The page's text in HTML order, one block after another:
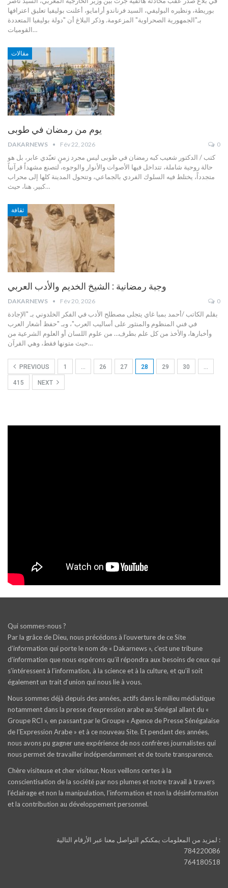
بوريطة، ونظيره البوليفي، السيد فرناندو أرامايو، أعلنت بوليفيا تعليق اعترافها
بـ"الجمهورية الصحراوية" المزعومة.وذكر البلاغ أن "دولة بوليفيا المتعددة
القوميات…
مقالات
يوم من رمضان في طوبى
DAKARNEWS Fév 22, 2026 0
كتب / الدكتور شعيب كبه رمضان في طوبى ليس مجرد زمنٍ تعبّدي عابر، بل هو
حالة روحية شاملة، تتداخل فيها الأصوات والأنوار والوجوه، لتصنع مشهداً قرآنياً
متجدداً، يختلط فيه السلوك الفردي بالجماعي، وتتحول المدينة كلها إلى محراب
كبير. هنا، حيث…
ثقافة
وجبة رمضانية : الشيخ الخديم والأدب العربي
DAKARNEWS Fév 20, 2026 0
بقلم الکاتب /أحمد بمبا غاي يتجلى مصطلح الأدب في الفكر الخلدوني بـ "الإجادة
في فني المنظوم والمنثور على أساليب العرب"، وبـ "حفظ أشعار العرب
وأخبارها، والأخذ من كل علم بطرف… من علوم اللسان أو العلوم الشرعية من
حيث متونها فقط، وهي القرآن…
PREVIOUS 1 … 26 27 28 29 30 …
415 NEXT
Qui sommes-nous ?
Par la grâce de Dieu, nous précédons à l’ouverture de ce Site
d’information qui porte le nom de « Dakarnews », c’est une tribune
d’information que nous espérons qu’il répondra aux besoins de ceux qui
s’intéressent à l’information, à la science et à la culture, et qu’il soit
également un trait d‘union qui nous lie à vous.
Nous sommes déjà depuis des années, actifs dans le milieu médiatique
notamment dans la presse d’expression arabe au Sénégal allant du «
Groupe RCI », en passant par le Groupe « Agence de Presse Sénégalaise
de l’Expression Arabe » et à ce nouveau Site. Et pendant des années,
nous avons pu gagner une expérience de nos confrères journalistes qui
nous permet de travailler indépendamment et de toute transparence.
Chère visiteuse et cher visiteur, Nous veillons certes à la
conscientisation de la société par nos plumes et notre travail à travers
l’éclairage et non la manipulation, l’information et non la désinformation
et la contribution au développement personnel.
لمزيد من المعلومات يمكنكم التواصل معنا عبر الأرقام التالية :
784220086
764180518